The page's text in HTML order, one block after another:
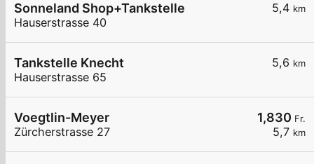
5,4 km
Sonneland Shop+Tankstelle
Hauserstrasse 40
5,6 km
Tankstelle Knecht
Hauserstrasse 65
1,830 Fr.
5,7 km
Voegtlin-Meyer
Zürcherstrasse 27